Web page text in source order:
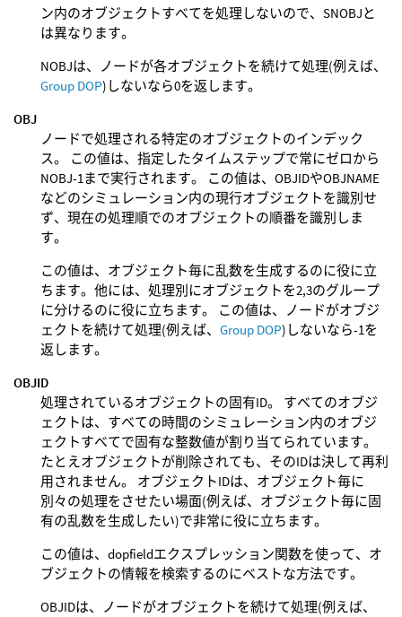
ン内のオブジェクトすべてを処理しないので、SNOBJと
は異なります。
NOBJは、ノードが各オブジェクトを続けて処理(例えば、
Group DOP)しないなら0を返します。
OBJ
ノードで処理される特定のオブジェクトのインデック
ス。 この値は、指定したタイムステップで常にゼロから
NOBJ-1まで実行されます。 この値は、OBJIDやOBJNAME
などのシミュレーション内の現行オブジェクトを識別せ
ず、現在の処理順でのオブジェクトの順番を識別しま
す。
この値は、オブジェクト毎に乱数を生成するのに役に立
ちます。他には、処理別にオブジェクトを2,3のグループ
に分けるのに役に立ちます。 この値は、ノードがオブジ
ェクトを続けて処理(例えば、 Group DOP)しないなら-1を
返します。
OBJID
処理されているオブジェクトの固有ID。 すべてのオブジ
ェクトは、すべての時間のシミュレーション内のオブジ
ェクトすべてで固有な整数値が割り当てられています。
たとえオブジェクトが削除されても、そのIDは決して再利
用されません。 オブジェクトIDは、オブジェクト毎に
別々の処理をさせたい場面(例えば、オブジェクト毎に固
有の乱数を生成したい)で非常に役に立ちます。
この値は、dopfieldエクスプレッション関数を使って、オ
ブジェクトの情報を検索するのにベストな方法です。
OBJIDは、ノードがオブジェクトを続けて処理(例えば、